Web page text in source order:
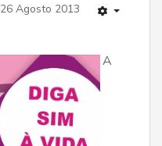
26 Agosto 2013
A